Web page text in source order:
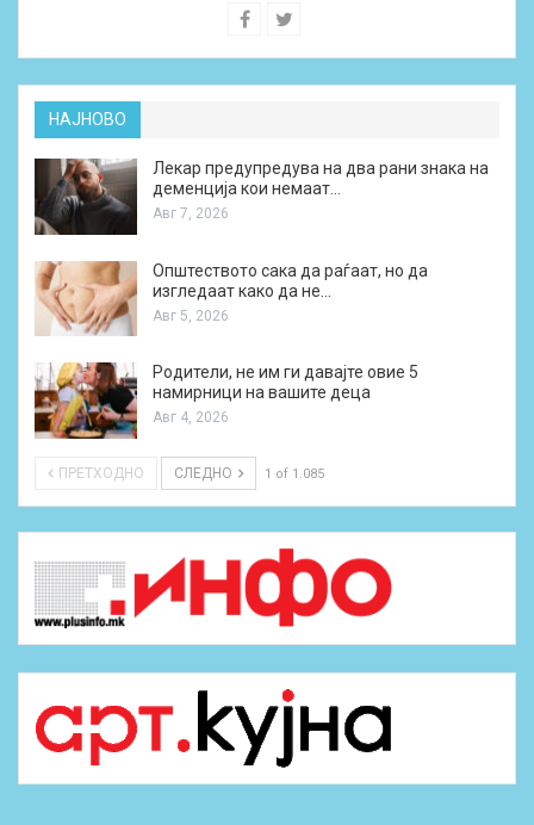
НАЈНОВО
Лекар предупредува на два рани знака на
деменција кои немаат…
Авг 7, 2026
Општеството сака да раѓаат, но да
изгледаат како да не…
Авг 5, 2026
Родители, не им ги давајте овие 5
намирници на вашите деца
Авг 4, 2026
ПРЕТХОДНО СЛЕДНО 1 of 1.085